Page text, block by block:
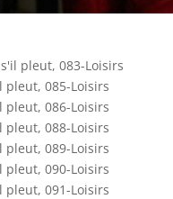
pleut, 083-Loisirs
pleut, 085-Loisirs
pleut, 086-Loisirs
pleut, 088-Loisirs
pleut, 089-Loisirs
pleut, 090-Loisirs
pleut, 091-Loisirs